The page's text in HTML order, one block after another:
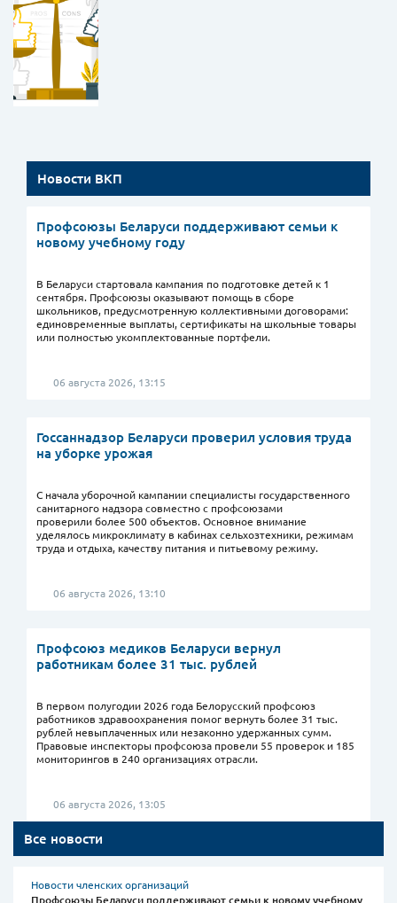
Все новости
Новости членских организаций
Профсоюзы Беларуси поддерживают семьи к новому учебному
Новости ВКП
Профсоюзы Беларуси поддерживают семьи к
новому учебному году
В Беларуси стартовала кампания по подготовке детей к 1
сентября. Профсоюзы оказывают помощь в сборе
школьников, предусмотренную коллективными договорами:
единовременные выплаты, сертификаты на школьные товары
или полностью укомплектованные портфели.
06 августа 2026, 13:15
Госсаннадзор Беларуси проверил условия труда
на уборке урожая
С начала уборочной кампании специалисты государственного
санитарного надзора совместно с профсоюзами
проверили более 500 объектов. Основное внимание
уделялось микроклимату в кабинах сельхозтехники, режимам
труда и отдыха, качеству питания и питьевому режиму.
06 августа 2026, 13:10
Профсоюз медиков Беларуси вернул
работникам более 31 тыс. рублей
В первом полугодии 2026 года Белорусский профсоюз
работников здравоохранения помог вернуть более 31 тыс.
рублей невыплаченных или незаконно удержанных сумм.
Правовые инспекторы профсоюза провели 55 проверок и 185
мониторингов в 240 организациях отрасли.
06 августа 2026, 13:05